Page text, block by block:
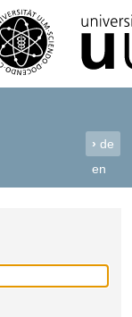
› de
en